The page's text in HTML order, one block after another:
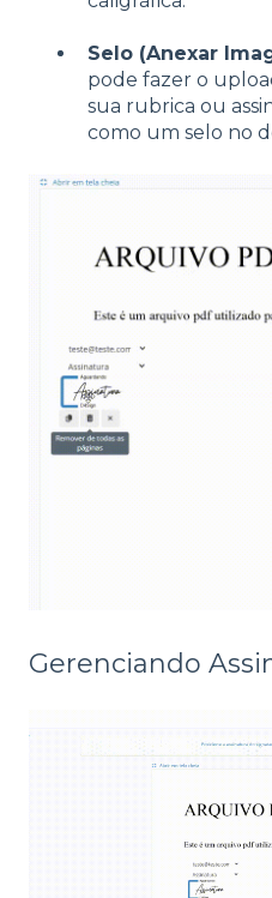
Selo (Anexar
pode fazer o
sua rubrica ou
como um selo no
Gerenciando